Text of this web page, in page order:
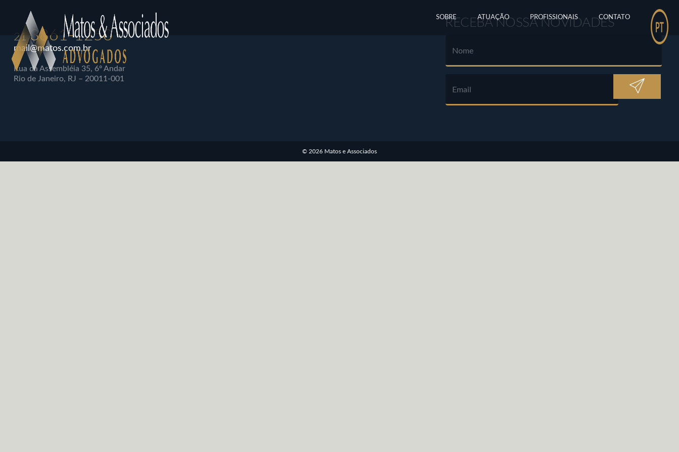
SOBRE ATUAÇÃO PROFISSIONAIS CONTATO
213861-1250
mail@matos.com.br
Rua da Assembléia 35, 6º Andar
Rio de Janeiro, RJ – 20011-001
RECEBA NOSSA NOVIDADES
© 2026 Matos e Associados